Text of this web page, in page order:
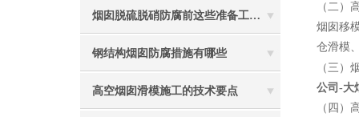
烟囱脱硫脱硝防腐前这些准备工作要做到位
钢结构烟囱防腐措施有哪些
高空烟囱滑模施工的技术要点
（二）
烟囱移
仓滑模
（三）
公司-大
（四）